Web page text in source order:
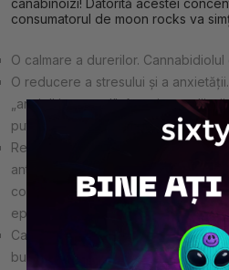
canabinoizi! Datorită acestei
consumatorul de moon rocks va
O calmare a durerilor.
O reducere a stresului și a
„anxiolitic natural". Anumite studii
putea contracara
simptomele
Relaxarea musculară. Având
antispastice, canabidiolul este
contracturile musculare asociate
epilepsia) sau practicării sportului…
Canabidiolul ar putea, de
bun, să reducă inflamațiile, să